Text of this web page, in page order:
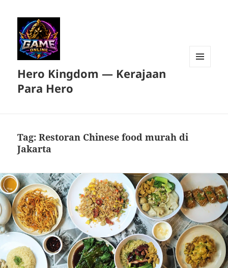
Hero Kingdom — Kerajaan
Para Hero
Tag:Restoran Chinese food murah di
Jakarta